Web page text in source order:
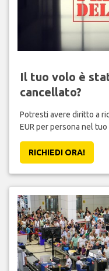
Il tuo volo è
cancellato?
Potresti avere diritto a
EUR per persona nel
RICHIEDI ORA!